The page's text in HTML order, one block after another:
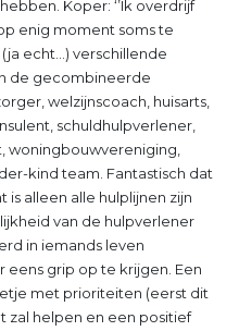
Koper: ‘’Ik overdrijf
enig moment soms te
echt…) verschillende
de gecombineerde
welzijnscoach, huisarts,
schuldhulpverlener,
woningbouwvereniging,
kind team. Fantastisch dat
alleen alle hulplijnen zijn
van de hulpverlener
in iemands leven
grip op te krijgen. Een
met prioriteiten (eerst dit
zal helpen en een positief